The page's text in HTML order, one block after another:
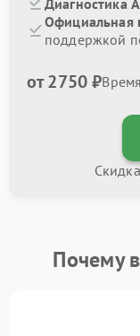
Диагностика
Официальная
поддержкой
от 2750 ₽
Почему